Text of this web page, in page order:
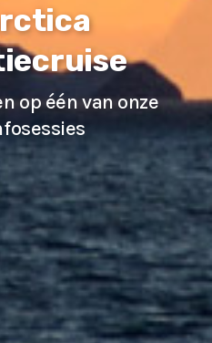
op één van onze